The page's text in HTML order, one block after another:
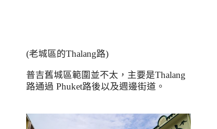
(老城區的Thalang路)
普吉舊城區範圍並不太，主要是Thalang
路通過 Phuket路後以及週邊街道。